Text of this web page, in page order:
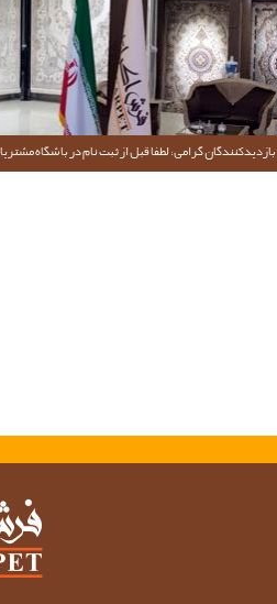
بازدیدکنندگان گرامی؛ لطفا قبل از ثبت نام در باشگاه